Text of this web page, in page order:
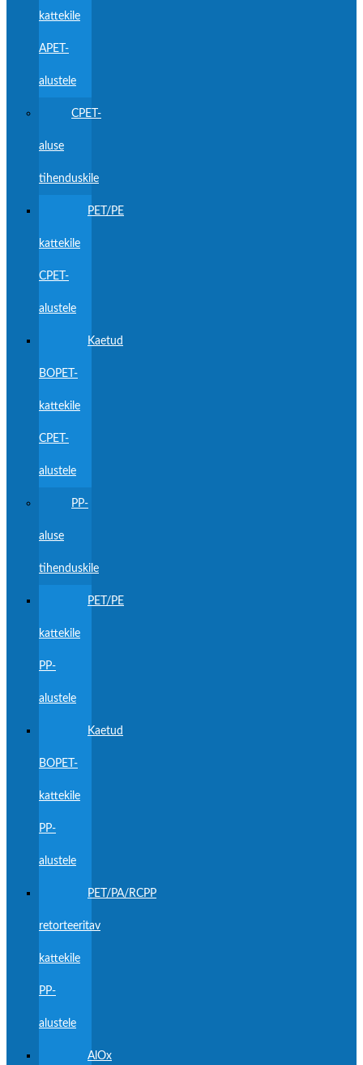
kattekile
APET-
alustele
CPET-
aluse
tihenduskile
PET/PE
kattekile
CPET-
alustele
Kaetud
BOPET-
kattekile
CPET-
alustele
PP-
aluse
tihenduskile
PET/PE
kattekile
PP-
alustele
Kaetud
BOPET-
kattekile
PP-
alustele
PET/PA/RCPP
retorteeritav
kattekile
PP-
alustele
AlOx